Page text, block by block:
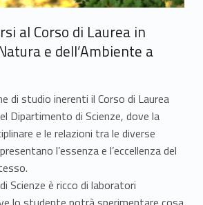
al Corso di Laurea in
e dell’Ambiente a
di studio inerenti il Corso di Laurea
Dipartimento di Scienze, dove la
e le relazioni tra le diverse
l’essenza e l’eccellenza del
Scienze è ricco di laboratori